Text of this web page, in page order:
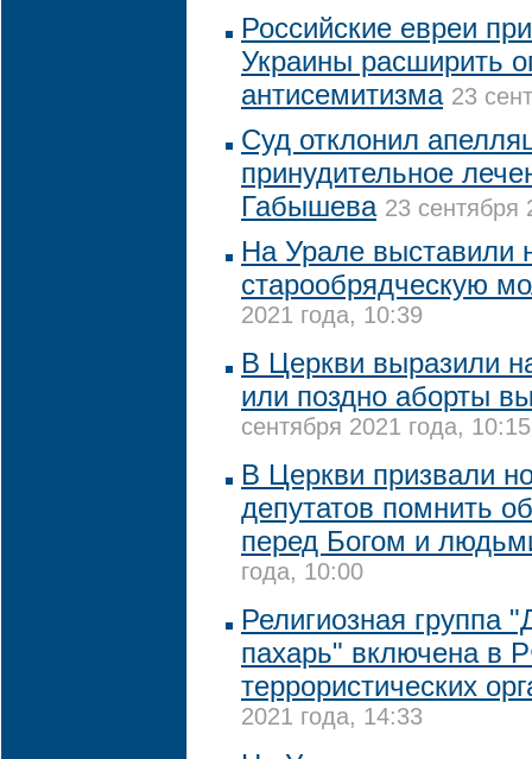
Российские евреи
Украины расширить
антисемитизма 23
Суд отклонил
принудительное
Габышева 23 сентября
На Урале выставили
старообрядческую
2021 года, 10:39
В Церкви выразили
или поздно аборты
сентября 2021 года, 10:15
В Церкви призвали
депутатов помнить
перед Богом и
года, 10:00
Религиозная группа
пахарь" включена в
террористических
2021 года, 14:33